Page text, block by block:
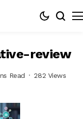
review
Read 282 Views